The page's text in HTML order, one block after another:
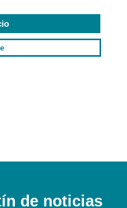
de noticias